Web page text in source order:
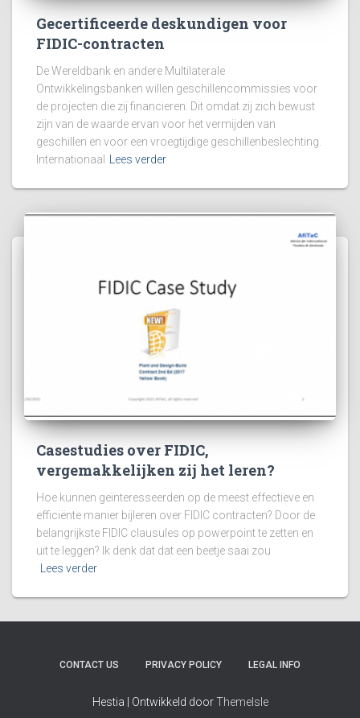
Gecertificeerde deskundigen voor
FIDIC-contracten
De Wereldbank en andere Multilaterale
Ontwikkelingsbanken willen geschillencommissies voor
de projecten die zij financieren. Dit omdat zij zich bewust
zijn van de waarde ervan voor het vermijden van
geschillen en voor een vroegtijdige geschillenbeslechting.
Internationaal
Lees verder
Casestudies over FIDIC,
vergemakkelijken zij het leren?
Hoe kunnen geïnteresseerden op de meest effectieve en
efficiënte manier bijleren over FIDIC contracten? Door de
belangrijkste FIDIC clausules op powerpoint te zetten en
uit te leggen? Ik denk dat dat een beetje saai zou
Lees verder
CONTACT US PRIVACY POLICY LEGAL INFO
Hestia | Ontwikkeld doorThemeIsle